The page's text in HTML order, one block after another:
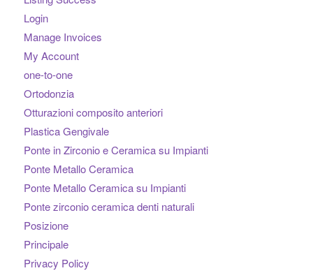
Login
Manage Invoices
My Account
one-to-one
Ortodonzia
Otturazioni composito anteriori
Plastica Gengivale
Ponte in Zirconio e Ceramica su Impianti
Ponte Metallo Ceramica
Ponte Metallo Ceramica su Impianti
Ponte zirconio ceramica denti naturali
Posizione
Principale
Privacy Policy